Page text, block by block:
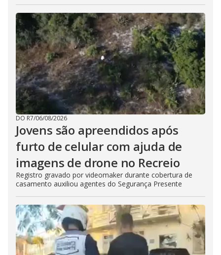
DO R7/06/08/2026
Jovens são apreendidos após
furto de celular com ajuda de
imagens de drone no Recreio
Registro gravado por videomaker durante cobertura de
casamento auxiliou agentes do Segurança Presente